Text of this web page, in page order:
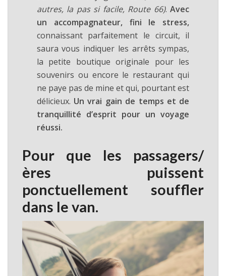
autres, la pas si facile, Route 66).Avec
un accompagnateur, fini le stress,
connaissant parfaitement le circuit, il
saura vous indiquer les arrêts sympas,
la petite boutique originale pour les
souvenirs ou encore le restaurant qui
ne paye pas de mine et qui, pourtant est
délicieux. Un vrai gain de temps et de
tranquillité d’esprit pour un voyage
réussi.
Pour que les passagers/
ères puissent
ponctuellement souffler
dans le van.